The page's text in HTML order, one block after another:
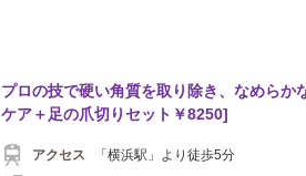
プロの技で硬い角質を取り除き、なめらか
ケア＋足の爪切りセット￥8250]
アクセス
「横浜駅」より徒歩5分